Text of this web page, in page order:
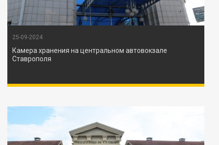
25-09-2024
Камера хранения на центральном автовокзале
Ставрополя